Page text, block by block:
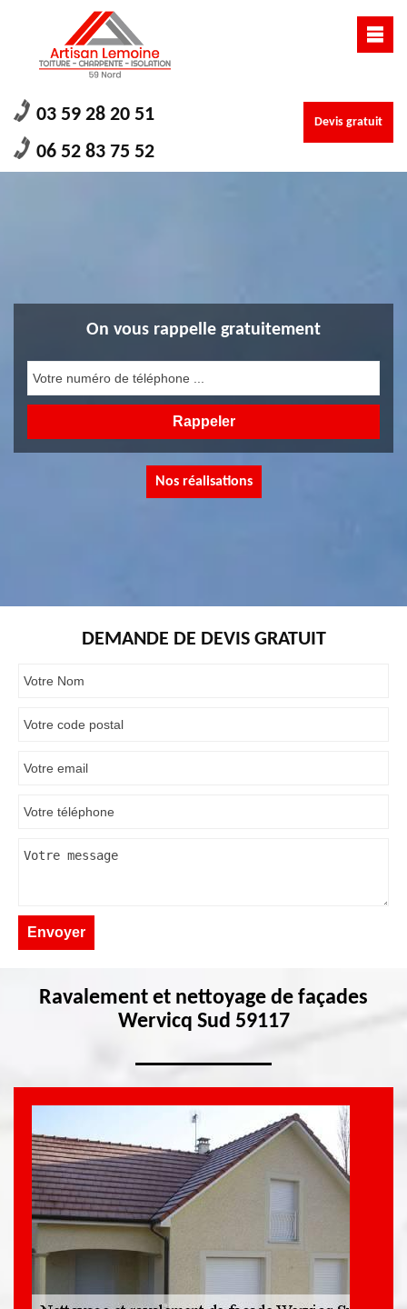
03 59 28 20 51
06 52 83 75 52
Devis gratuit
On vous rappelle gratuitement
Nos réalisations
DEMANDE DE DEVIS GRATUIT
Ravalement et nettoyage de façades
Wervicq Sud 59117